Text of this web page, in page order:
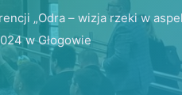
„Odra – wizja rzeki w
w Głogowie